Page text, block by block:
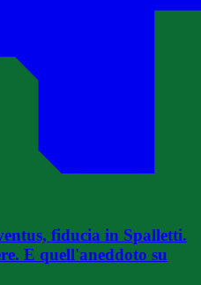
fiducia in Spalletti.
E quell'aneddoto su